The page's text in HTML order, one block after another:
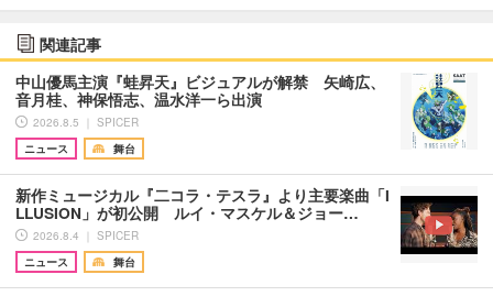
関連記事
中山優馬主演『蛙昇天』ビジュアルが解禁 矢崎広、
音月桂、神保悟志、温水洋一ら出演
2026.8.5 ｜ SPICER
ニュース
舞台
新作ミュージカル『二コラ・テスラ』より主要楽曲「I
LLUSION」が初公開 ルイ・マスケル＆ジョー…
2026.8.4 ｜ SPICER
ニュース
舞台